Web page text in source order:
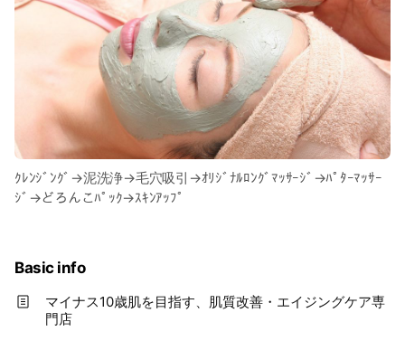
ｸﾚﾝｼﾞﾝｸﾞ→泥洗浄→毛穴吸引→ｵﾘｼﾞﾅﾙﾛﾝｸﾞﾏｯｻｰｼﾞ→ﾊﾟﾀｰﾏｯｻｰ
ｼﾞ→どろんこﾊﾟｯｸ→ｽｷﾝｱｯﾌﾟ
Basic info
マイナス10歳肌を目指す、肌質改善・エイジングケア専
門店